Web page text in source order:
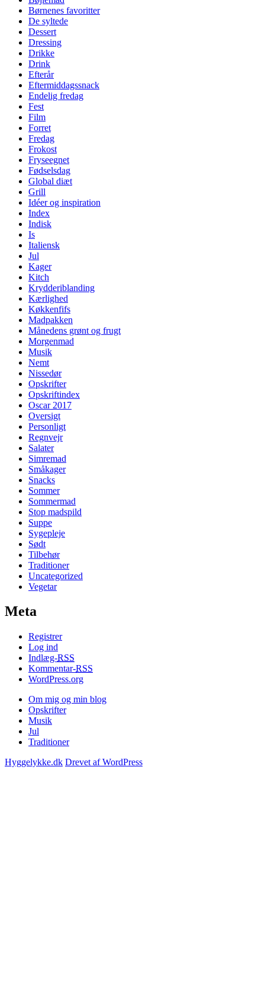
Børnenes favoritter
De syltede
Dessert
Dressing
Drikke
Drink
Efterår
Eftermiddagssnack
Endelig fredag
Fest
Film
Forret
Fredag
Frokost
Fryseegnet
Fødselsdag
Global diæt
Grill
Idéer og inspiration
Index
Indisk
Is
Italiensk
Jul
Kager
Kitch
Krydderiblanding
Kærlighed
Køkkenfifs
Madpakken
Månedens grønt og frugt
Morgenmad
Musik
Nemt
Nissedør
Opskrifter
Opskriftindex
Oscar 2017
Oversigt
Personligt
Regnvejr
Salater
Simremad
Småkager
Snacks
Sommer
Sommermad
Stop madspild
Suppe
Sygepleje
Sødt
Tilbehør
Traditioner
Uncategorized
Vegetar
Meta
Registrer
Log ind
Indlæg-RSS
Kommentar-RSS
WordPress.org
Om mig og min blog
Opskrifter
Musik
Jul
Traditioner
Hyggelykke.dk Drevet af WordPress